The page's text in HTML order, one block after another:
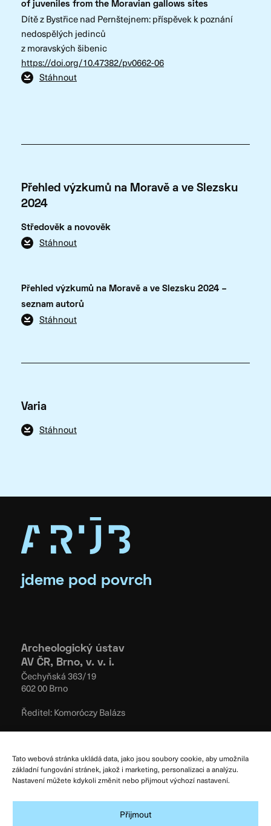
Tato webová stránka ukládá data, jako jsou soubory cookie, aby umožnila
základní fungování stránek, jakož i marketing, personalizaci a analýzu.
Nastavení můžete kdykoli změnit nebo přijmout výchozí nastavení.
Přijmout
of juveniles from the Moravian gallows sites
Dítě z Bystřice nad Pernštejnem: příspěvek k poznání
nedospělých jedinců
z moravských šibenic
https://doi.org/10.47382/pv0662-06
Stáhnout
Přehled výzkumů na Moravě a ve Slezsku
2024
Středověk a novověk
Stáhnout
Přehled výzkumů na Moravě a ve Slezsku 2024 –
seznam autorů
Stáhnout
Varia
Stáhnout
jdeme pod povrch
Archeologický ústav
AV ČR, Brno, v. v. i.
Čechyňská 363/19
602 00 Brno
Ředitel: Komoróczy Balázs
Zásady cookies
Všeobecné obchodní podmínky